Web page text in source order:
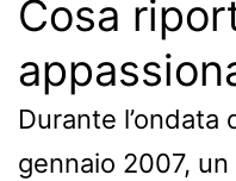
Cosa
Durante l’ondata
gennaio 2007,